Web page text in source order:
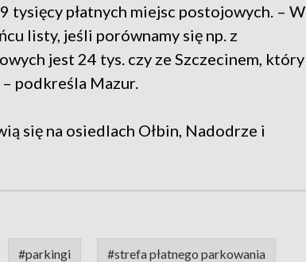
tysięcy płatnych miejsc postojowych. – W
listy, jeśli porównamy się np. z
jest 24 tys. czy ze Szczecinem, który
podkreśla Mazur.
się na osiedlach Ołbin, Nadodrze i
#parkingi #strefa płatnego parkowania